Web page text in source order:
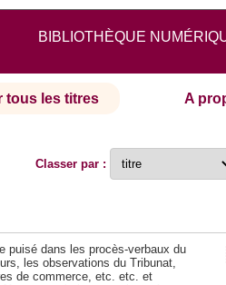
BIBLIOTHÈQUE
tous les titres A
Classer par :
puisé dans les procès-verbaux du
les observations du Tribunat,
de commerce, etc. etc. et